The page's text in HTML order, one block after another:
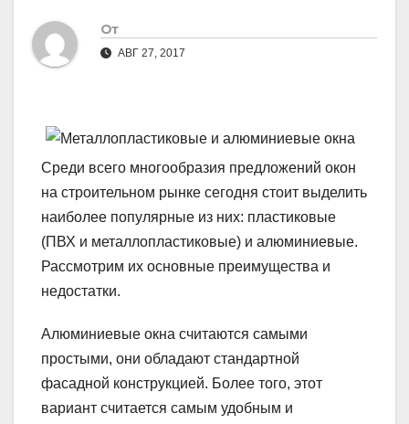
От
АВГ 27, 2017
Среди всего многообразия предложений окон
на строительном рынке сегодня стоит выделить
наиболее популярные из них: пластиковые
(ПВХ и металлопластиковые) и алюминиевые.
Рассмотрим их основные преимущества и
недостатки.
Алюминиевые окна считаются самыми
простыми, они обладают стандартной
фасадной конструкцией. Более того, этот
вариант считается самым удобным и